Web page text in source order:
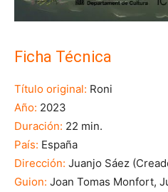
Ficha Técnica
Título original: Roni
Año: 2023
Duración: 22 min.
País: España
Dirección: Juanjo Sáez
Guion: Joan Tomas Monfort,